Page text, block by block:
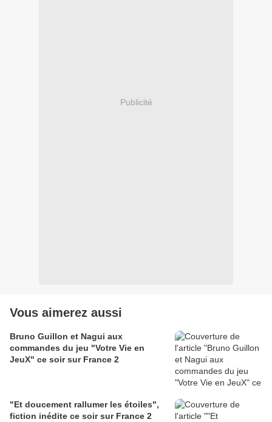
Publicité
Vous aimerez aussi
Bruno Guillon et Nagui aux
commandes du jeu "Votre Vie en
JeuX" ce soir sur France 2
"Et doucement rallumer les étoiles",
fiction inédite ce soir sur France 2